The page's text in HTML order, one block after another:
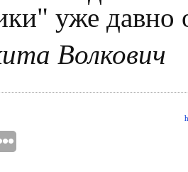
уже давно
Волкович